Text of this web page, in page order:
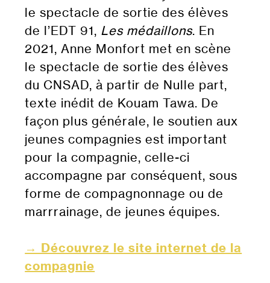
le spectacle de sortie des élèves
de l’EDT 91, Les médaillons. En
2021, Anne Monfort met en scène
le spectacle de sortie des élèves
du CNSAD, à partir de Nulle part,
texte inédit de Kouam Tawa. De
façon plus générale, le soutien aux
jeunes compagnies est important
pour la compagnie, celle-ci
accompagne par conséquent, sous
forme de compagnonnage ou de
marrrainage, de jeunes équipes.
→ Découvrez le site internet de la
compagnie